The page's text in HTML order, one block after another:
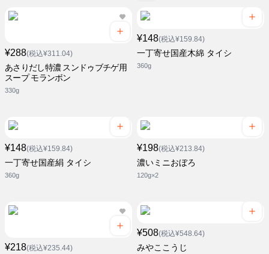
¥288(税込¥311.04)
あさりだし特濃 スンドゥブチゲ用
スープ モランボン
330g
¥148(税込¥159.84)
一丁寄せ国産木綿 タイシ
360g
¥148(税込¥159.84)
一丁寄せ国産絹 タイシ
360g
¥198(税込¥213.84)
濃いミニおぼろ
120g×2
¥218(税込¥235.44)
¥508(税込¥548.64)
みやここうじ